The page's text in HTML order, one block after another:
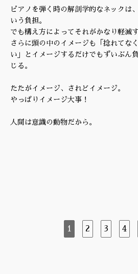
ピアノを弾く時の解剖学的なネックは
いう負担。
でも構え方によってそれがかなり軽減
さらに頭の中のイメージも「捻れてな
い」とイメージするだけでもずいぶん
じる。
たたがイメージ、されどイメージ。
やっぱりイメージ大事！
人間は意識の動物だから。
1 2 3 4